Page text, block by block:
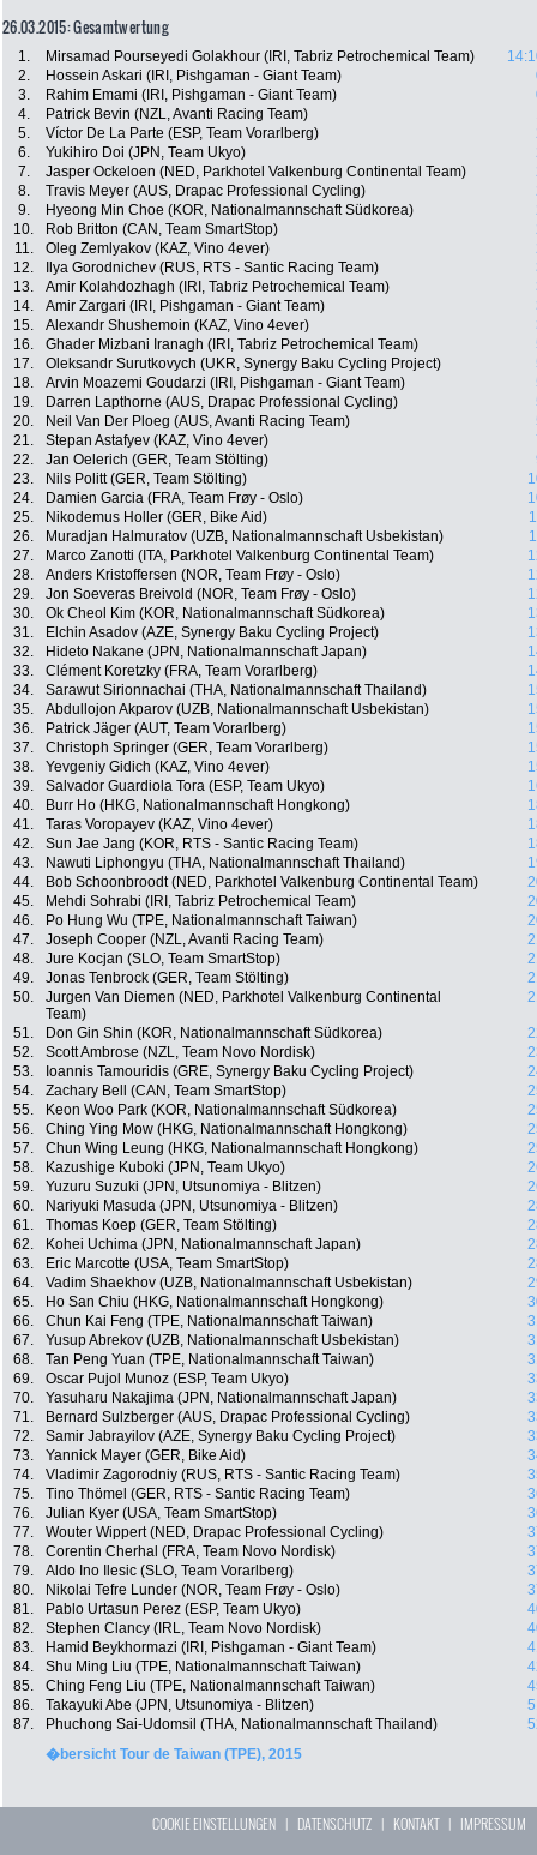
26.03.2015: Gesamtwertung
1. Mirsamad Pourseyedi Golakhour (IRI, Tabriz Petrochemical Team)
2.
Hossein Askari (IRI, Pishgaman - Giant Team)
3.
Rahim Emami (IRI, Pishgaman - Giant Team)
4.
Patrick Bevin (NZL, Avanti Racing Team)
5.
Víctor De La Parte (ESP, Team Vorarlberg)
6.
Yukihiro Doi (JPN, Team Ukyo)
7.
Jasper Ockeloen (NED, Parkhotel Valkenburg Continental Team)
8.
Travis Meyer (AUS, Drapac Professional Cycling)
9.
Hyeong Min Choe (KOR, Nationalmannschaft Südkorea)
10.
Rob Britton (CAN, Team SmartStop)
11.
Oleg Zemlyakov (KAZ, Vino 4ever)
12.
Ilya Gorodnichev (RUS, RTS - Santic Racing Team)
13.
Amir Kolahdozhagh (IRI, Tabriz Petrochemical Team)
14.
Amir Zargari (IRI, Pishgaman - Giant Team)
15.
Alexandr Shushemoin (KAZ, Vino 4ever)
16.
Ghader Mizbani Iranagh (IRI, Tabriz Petrochemical Team)
17.
Oleksandr Surutkovych (UKR, Synergy Baku Cycling Project)
18.
Arvin Moazemi Goudarzi (IRI, Pishgaman - Giant Team)
19.
Darren Lapthorne (AUS, Drapac Professional Cycling)
20.
Neil Van Der Ploeg (AUS, Avanti Racing Team)
21.
Stepan Astafyev (KAZ, Vino 4ever)
22.
Jan Oelerich (GER, Team Stölting)
23.
Nils Politt (GER, Team Stölting)
24.
Damien Garcia (FRA, Team Frøy - Oslo)
25.
Nikodemus Holler (GER, Bike Aid)
26.
Muradjan Halmuratov (UZB, Nationalmannschaft Usbekistan)
27.
Marco Zanotti (ITA, Parkhotel Valkenburg Continental Team)
28.
Anders Kristoffersen (NOR, Team Frøy - Oslo)
29.
Jon Soeveras Breivold (NOR, Team Frøy - Oslo)
30.
Ok Cheol Kim (KOR, Nationalmannschaft Südkorea)
31.
Elchin Asadov (AZE, Synergy Baku Cycling Project)
32.
Hideto Nakane (JPN, Nationalmannschaft Japan)
33.
Clément Koretzky (FRA, Team Vorarlberg)
34.
Sarawut Sirionnachai (THA, Nationalmannschaft Thailand)
35.
Abdullojon Akparov (UZB, Nationalmannschaft Usbekistan)
36.
Patrick Jäger (AUT, Team Vorarlberg)
37.
Christoph Springer (GER, Team Vorarlberg)
38.
Yevgeniy Gidich (KAZ, Vino 4ever)
39.
Salvador Guardiola Tora (ESP, Team Ukyo)
40.
Burr Ho (HKG, Nationalmannschaft Hongkong)
41.
Taras Voropayev (KAZ, Vino 4ever)
42.
Sun Jae Jang (KOR, RTS - Santic Racing Team)
43.
Nawuti Liphongyu (THA, Nationalmannschaft Thailand)
44.
Bob Schoonbroodt (NED, Parkhotel Valkenburg Continental Team)
45.
Mehdi Sohrabi (IRI, Tabriz Petrochemical Team)
46.
Po Hung Wu (TPE, Nationalmannschaft Taiwan)
47.
Joseph Cooper (NZL, Avanti Racing Team)
48.
Jure Kocjan (SLO, Team SmartStop)
49.
Jonas Tenbrock (GER, Team Stölting)
50.
Jurgen Van Diemen (NED, Parkhotel Valkenburg Continental
Team)
51. Don Gin Shin (KOR, Nationalmannschaft Südkorea)
52.
Scott Ambrose (NZL, Team Novo Nordisk)
53.
Ioannis Tamouridis (GRE, Synergy Baku Cycling Project)
54.
Zachary Bell (CAN, Team SmartStop)
55.
Keon Woo Park (KOR, Nationalmannschaft Südkorea)
56.
Ching Ying Mow (HKG, Nationalmannschaft Hongkong)
57.
Chun Wing Leung (HKG, Nationalmannschaft Hongkong)
58.
Kazushige Kuboki (JPN, Team Ukyo)
59.
Yuzuru Suzuki (JPN, Utsunomiya - Blitzen)
60.
Nariyuki Masuda (JPN, Utsunomiya - Blitzen)
61.
Thomas Koep (GER, Team Stölting)
62.
Kohei Uchima (JPN, Nationalmannschaft Japan)
63.
Eric Marcotte (USA, Team SmartStop)
64.
Vadim Shaekhov (UZB, Nationalmannschaft Usbekistan)
65.
Ho San Chiu (HKG, Nationalmannschaft Hongkong)
66.
Chun Kai Feng (TPE, Nationalmannschaft Taiwan)
67.
Yusup Abrekov (UZB, Nationalmannschaft Usbekistan)
68.
Tan Peng Yuan (TPE, Nationalmannschaft Taiwan)
69.
Oscar Pujol Munoz (ESP, Team Ukyo)
70.
Yasuharu Nakajima (JPN, Nationalmannschaft Japan)
71.
Bernard Sulzberger (AUS, Drapac Professional Cycling)
72.
Samir Jabrayilov (AZE, Synergy Baku Cycling Project)
73.
Yannick Mayer (GER, Bike Aid)
74.
Vladimir Zagorodniy (RUS, RTS - Santic Racing Team)
75.
Tino Thömel (GER, RTS - Santic Racing Team)
76.
Julian Kyer (USA, Team SmartStop)
77.
Wouter Wippert (NED, Drapac Professional Cycling)
78.
Corentin Cherhal (FRA, Team Novo Nordisk)
79.
Aldo Ino Ilesic (SLO, Team Vorarlberg)
80.
Nikolai Tefre Lunder (NOR, Team Frøy - Oslo)
81.
Pablo Urtasun Perez (ESP, Team Ukyo)
82.
Stephen Clancy (IRL, Team Novo Nordisk)
83.
Hamid Beykhormazi (IRI, Pishgaman - Giant Team)
84.
Shu Ming Liu (TPE, Nationalmannschaft Taiwan)
85.
Ching Feng Liu (TPE, Nationalmannschaft Taiwan)
86.
Takayuki Abe (JPN, Utsunomiya - Blitzen)
87.
Phuchong Sai-Udomsil (THA, Nationalmannschaft Thailand)
�bersicht Tour de Taiwan (TPE), 2015
COOKIE EINSTELLUNGEN | DATENSCHUTZ | KONTAKT| IMPRESSUM